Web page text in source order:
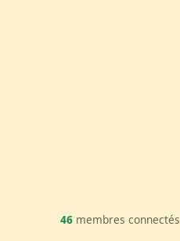
46 membres connectés